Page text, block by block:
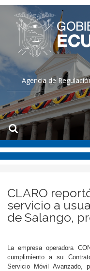
Agencia de
CLARO
servicio a
de Salango,
La empresa operadora
cumplimiento a su
Servicio Móvil Avanzado,